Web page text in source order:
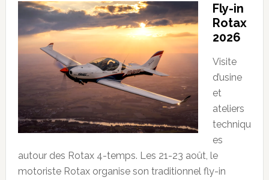
Fly-in
Rotax
2026
Visite
d’usine
et
ateliers
techniqu
es
autour des Rotax 4-temps. Les 21-23 août, le
motoriste Rotax organise son traditionnel fly-in